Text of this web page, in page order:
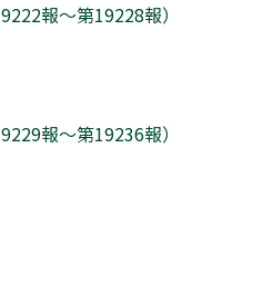
報～第19228報）
報～第19236報）